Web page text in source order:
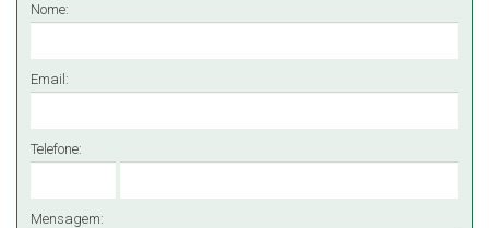
Nome:
Email:
Telefone:
Mensagem: